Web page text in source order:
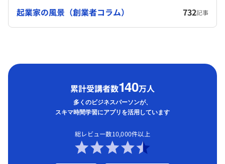
起業家の風景（創業者コラム） 732記事
累計受講者数140万人
多くのビジネスパーソンが、
スキマ時間学習にアプリを活用しています
総レビュー数10,000件以上